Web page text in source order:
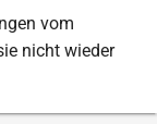
vom
nicht wieder